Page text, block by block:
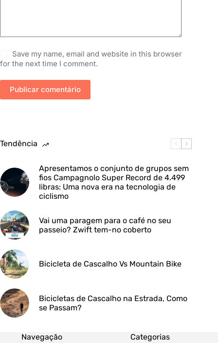
Save my name, email and website in this browser
for the next time I comment.
Publicar comentário
Tendência
Apresentamos o conjunto de grupos sem
fios Campagnolo Super Record de 4.499
libras: Uma nova era na tecnologia de
ciclismo
Vai uma paragem para o café no seu
passeio? Zwift tem-no coberto
Bicicleta de Cascalho Vs Mountain Bike
Bicicletas de Cascalho na Estrada, Como
se Passam?
Navegação Categorias